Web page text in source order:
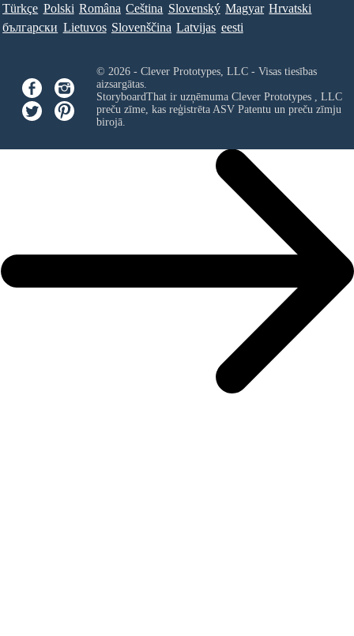
Türkçe Polski Româna Ceština Slovenský Magyar Hrvatski
български Lietuvos Slovenščina Latvijas eesti
© 2026 - Clever Prototypes, LLC - Visas tiesības
aizsargātas.
StoryboardThat ir uzņēmuma Clever Prototypes , LLC
preču zīme, kas reģistrēta ASV Patentu un preču zīmju
birojā.